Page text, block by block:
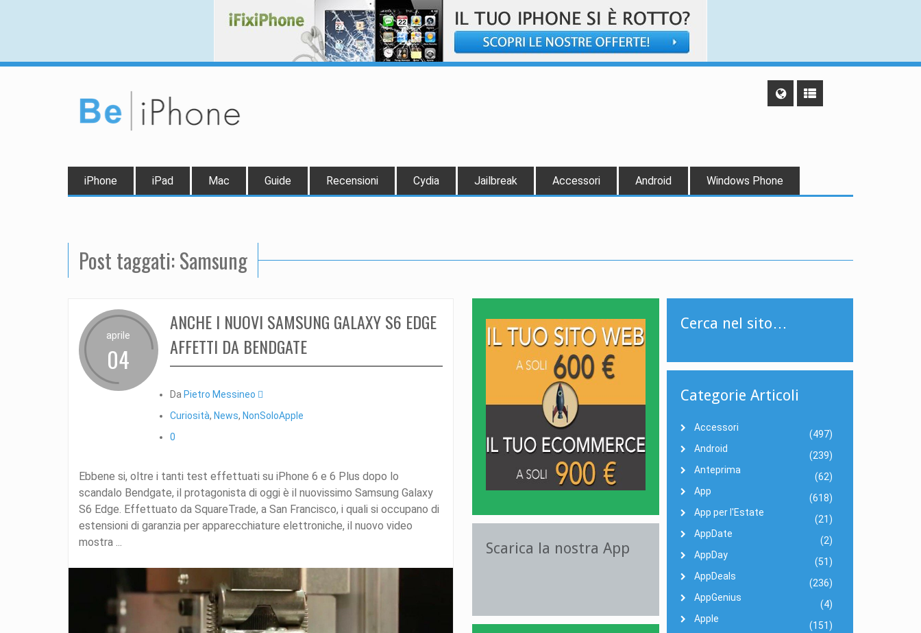
iPhone iPad Mac Guide Recensioni Cydia Jailbreak Accessori Android Windows Phone
Post taggati: Samsung
aprile
04
ANCHE I NUOVI SAMSUNG GALAXY S6 EDGE
AFFETTI DA BENDGATE
Da Pietro Messineo 
Curiosità, News, NonSoloApple
0
Ebbene si, oltre i tanti test effettuati su iPhone 6 e 6 Plus dopo lo
scandalo Bendgate, il protagonista di oggi è il nuovissimo Samsung Galaxy
S6 Edge. Effettuato da SquareTrade, a San Francisco, i quali si occupano di
estensioni di garanzia per apparecchiature elettroniche, il nuovo video
mostra ...
Scarica la nostra App
Cerca nel sito…
Categorie Articoli
Accessori
(497)
Android
(239)
Anteprima
(62)
App
(618)
App per l'Estate
(21)
AppDate
(2)
AppDay
(51)
AppDeals
(236)
AppGenius
(4)
Apple
(151)